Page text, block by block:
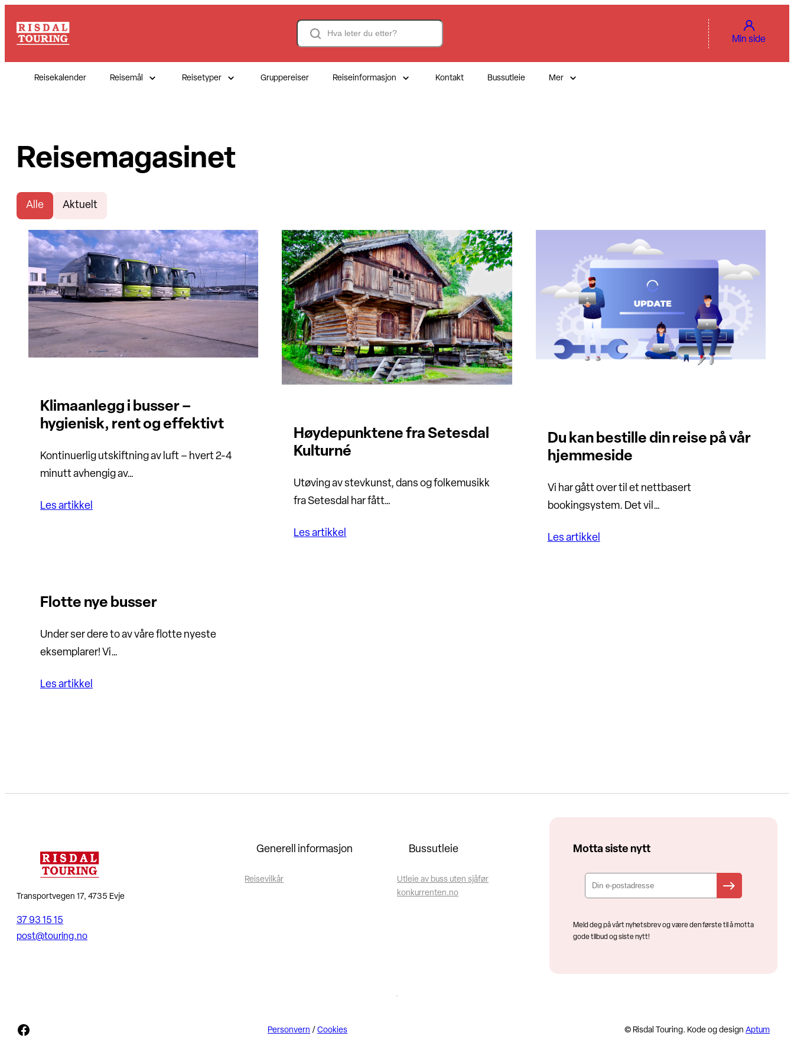
Search
Min side
Reisekalender Reisemål Reisetyper Gruppereiser Reiseinformasjon Kontakt Bussutleie Mer
Reisemagasinet
Alle Aktuelt
Klimaanlegg i busser –
hygienisk, rent og effektivt
Kontinuerlig utskiftning av luft – hvert 2-4
minutt avhengig av…
Les artikkel
Høydepunktene fra Setesdal
Kulturné
Utøving av stevkunst, dans og folkemusikk
fra Setesdal har fått…
Les artikkel
Du kan bestille din reise på vår
hjemmeside
Vi har gått over til et nettbasert
bookingsystem. Det vil…
Les artikkel
Flotte nye busser
Under ser dere to av våre flotte nyeste
eksemplarer! Vi…
Les artikkel
Transportvegen 17, 4735 Evje
37 93 15 15
post@touring.no
Generell informasjon
Reisevilkår
Bussutleie
Utleie av buss uten sjåfør
konkurrenten.no
Motta siste nytt
Meld deg på vårt nyhetsbrev og være den første til å motta
gode tilbud og siste nytt!
Facebook Personvern /Cookies © Risdal Touring. Kode og designAptum